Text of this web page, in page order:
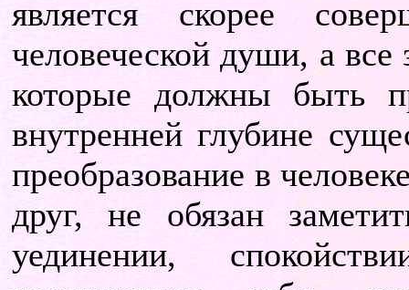
является скорее
человеческой души, а все
которые должны быть
внутренней глубине
преобразование в
друг, не обязан
уединении,